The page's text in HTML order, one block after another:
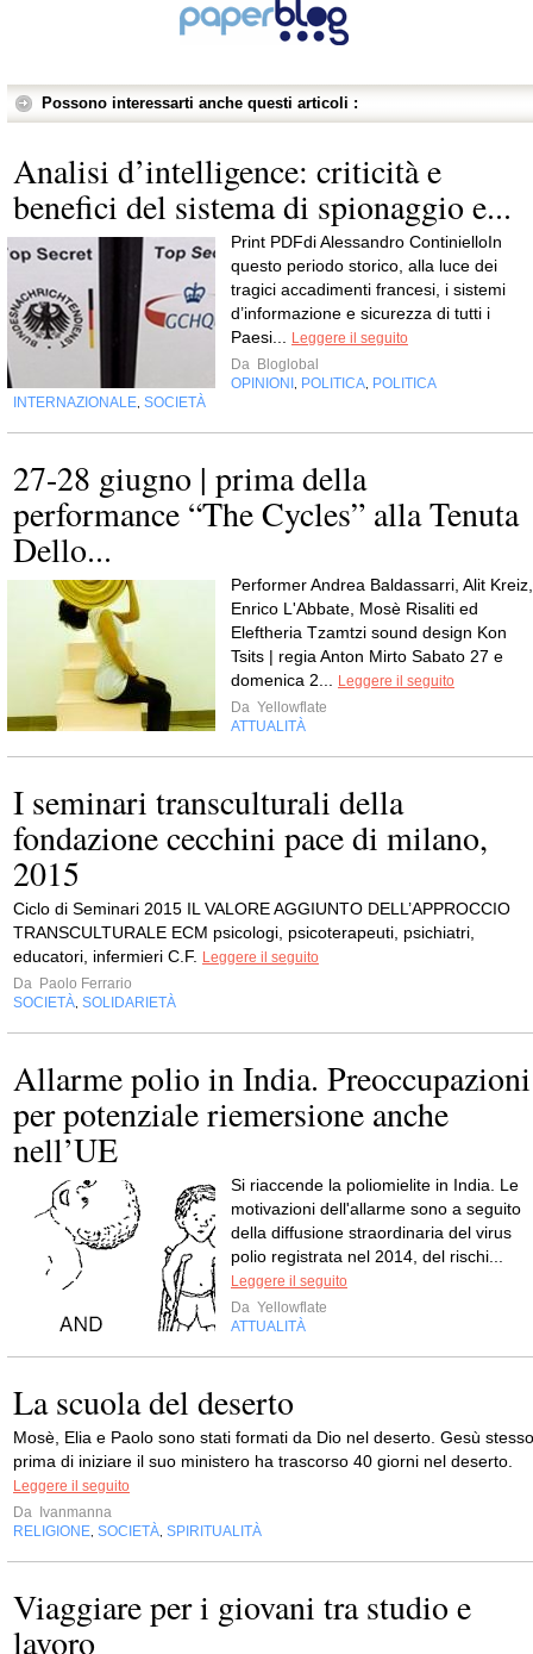
Possono interessarti anche questi articoli :
Analisi d’intelligence: criticità e
benefici del sistema di spionaggio e...
Print PDFdi Alessandro ContinielloIn
questo periodo storico, alla luce dei
tragici accadimenti francesi, i sistemi
d’informazione e sicurezza di tutti i
Paesi...
Leggere il seguito
Da Bloglobal
OPINIONI
POLITICA POLITICA
INTERNAZIONALE SOCIETÀ
27-28 giugno | prima della
performance “The Cycles” alla Tenuta
Dello...
Performer Andrea Baldassarri, Alit Kreiz,
Enrico L'Abbate, Mosè Risaliti ed
Eleftheria Tzamtzi sound design Kon
Tsits | regia Anton Mirto Sabato 27 e
domenica 2...
Leggere il seguito
Da Yellowflate
ATTUALITÀ
I seminari transculturali della
fondazione cecchini pace di milano,
2015
Ciclo di Seminari 2015 IL VALORE AGGIUNTO DELL’APPROCCIO
TRANSCULTURALE ECM psicologi, psicoterapeuti, psichiatri,
educatori, infermieri C.F.
Leggere il seguito
Da Paolo Ferrario
SOCIETÀ SOLIDARIETÀ
Allarme polio in India. Preoccupazioni
per potenziale riemersione anche
nell’UE
Si riaccende la poliomielite in India. Le
motivazioni dell'allarme sono a seguito
della diffusione straordinaria del virus
polio registrata nel 2014, del rischi...
Leggere il seguito
Da Yellowflate
ATTUALITÀ
La scuola del deserto
Mosè, Elia e Paolo sono stati formati da Dio nel deserto. Gesù stesso
prima di iniziare il suo ministero ha trascorso 40 giorni nel deserto.
Leggere il seguito
Da
Ivanmanna
RELIGIONE SOCIETÀ SPIRITUALITÀ
Viaggiare per i giovani tra studio e
lavoro